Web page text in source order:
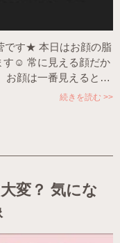
です★ 本日はお顔の脂
す☺ 常に見える顔だか
お顔は一番見えると…
続きを読む >>
変？ 気にな